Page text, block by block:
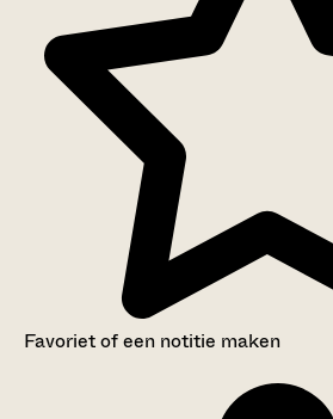
Favoriet of een notitie maken